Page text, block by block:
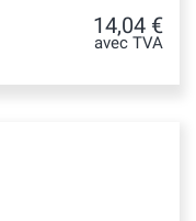
14,04 €
avec TVA